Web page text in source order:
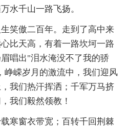
水千山一路飞扬。
傲二百年。走到了高中来
比天高，有着一路坎坷一路
唱出"泪水淹没不了我的骄
峥嵘岁月的激流中，我们迎风
我们热汗挥洒；千军万马挤
我们毅然领教！
窗衣带宽；百转千回荆棘